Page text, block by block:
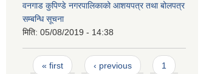
वनगाड कुपिण्डे नगरपालिकाको आशयपत्र तथा बोलपत्र
सम्बन्धि सूचना
मिति: 05/08/2019 - 14:38
Pages
« first ‹ previous 1